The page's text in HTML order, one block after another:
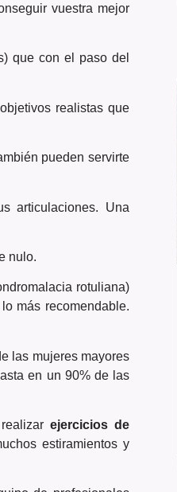
vuestra mejor
que con el paso del
realistas que
pueden servirte
articulaciones. Una
nulo.
rotuliana)
más recomendable.
las mujeres mayores
en un 90% de las
ejercicios de
estiramientos y